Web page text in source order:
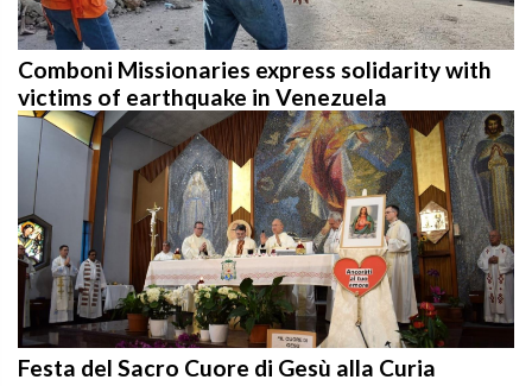
Comboni Missionaries express solidarity with
victims of earthquake in Venezuela
Festa del Sacro Cuore di Gesù alla Curia